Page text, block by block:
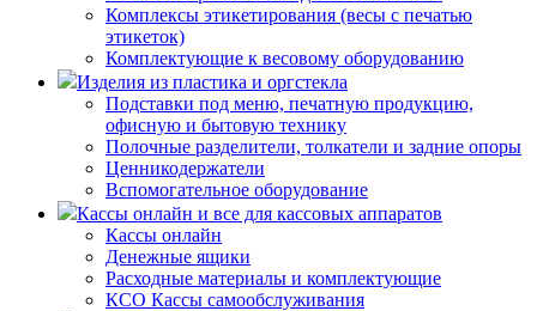
Комплексы этикетирования (весы с печатью
этикеток)
Комплектующие к весовому оборудованию
Изделия из пластика и оргстекла
Подставки под меню, печатную продукцию,
офисную и бытовую технику
Полочные разделители, толкатели и задние опоры
Ценникодержатели
Вспомогательное оборудование
Кассы онлайн и все для кассовых аппаратов
Кассы онлайн
Денежные ящики
Расходные материалы и комплектующие
КСО Кассы самообслуживания